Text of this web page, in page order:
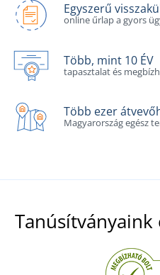
Egyszerű
online űrlap a gyors
Több, mint 10 ÉV
tapasztalat és
Több ezer
Magyarország egész